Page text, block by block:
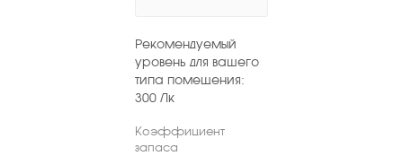
Рекомендуемый
уровень для вашего
типа помещения:
300 Лк
Коэффициент
запаса